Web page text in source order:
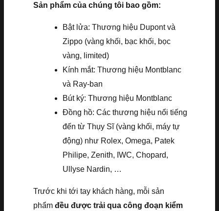
Sản phẩm của chúng tôi bao gồm:
Bật lửa: Thương hiệu Dupont và
Zippo (vàng khối, bạc khối, bọc
vàng, limited)
Kính mắt: Thương hiệu Montblanc
và Ray-ban
Bút ký: Thương hiệu Montblanc
Đồng hồ: Các thương hiệu nổi tiếng
đến từ Thụy Sĩ (vàng khối, máy tự
động) như Rolex, Omega, Patek
Philipe, Zenith, IWC, Chopard,
Ullyse Nardin, …
Trước khi tới tay khách hàng, mỗi sản
phẩm đều được trải qua công đoạn kiểm